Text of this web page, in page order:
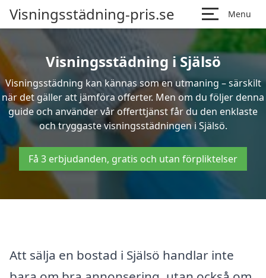
Visningsstädning-pris.se Menu
Visningsstädning i Själsö
Visningsstädning kan kännas som en utmaning – särskilt
när det gäller att jämföra offerter. Men om du följer denna
guide och använder vår offerttjänst får du den enklaste
och tryggaste visningsstädningen i Själsö.
Få 3 erbjudanden, gratis och utan förpliktelser
Att sälja en bostad i Själsö handlar inte